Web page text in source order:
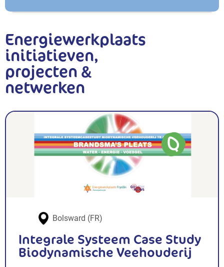
Energiewerkplaats
initiatieven,
projecten &
netwerken
Bolsward (FR)
Integrale Systeem Case Study
Biodynamische Veehouderij